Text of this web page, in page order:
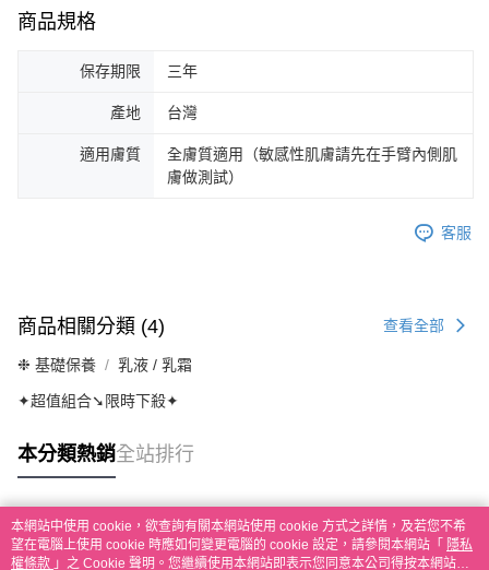
商品規格
保存期限 三年
產地 台灣
適用膚質
全膚質適用（敏感性肌膚請先在手臂內側肌
膚做測試）
客服
商品相關分類 (4) 查看全部
❉ 基礎保養 乳液 / 乳霜
✦超值組合➘限時下殺✦
本分類熱銷全站排行
熱門標籤
本網站中使用 cookie，欲查詢有關本網站使用 cookie 方式之詳情，及若您不希
望在電腦上使用 cookie 時應如何變更電腦的 cookie 設定，請參閱本網站「 隱私
權條款 」之 Cookie 聲明。您繼續使用本網站即表示您同意本公司得按本網站使